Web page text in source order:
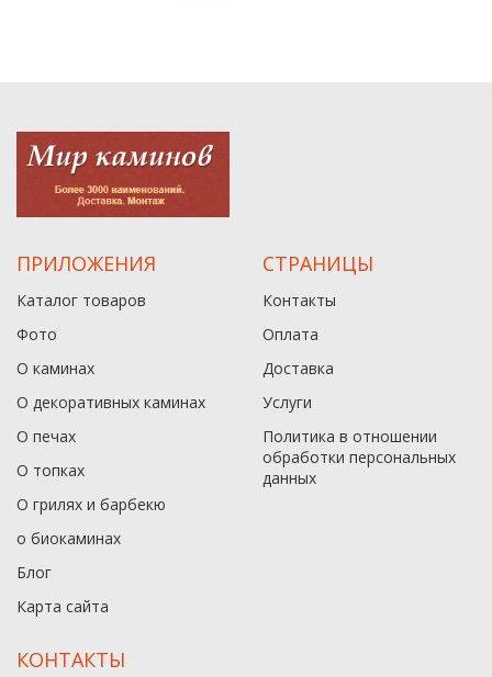
ПРИЛОЖЕНИЯ
Каталог товаров
Фото
О каминах
О декоративных каминах
О печах
О топках
О грилях и барбекю
о биокаминах
Блог
Карта сайта
СТРАНИЦЫ
Контакты
Оплата
Доставка
Услуги
Политика в отношении
обработки персональных
данныx
КОНТАКТЫ